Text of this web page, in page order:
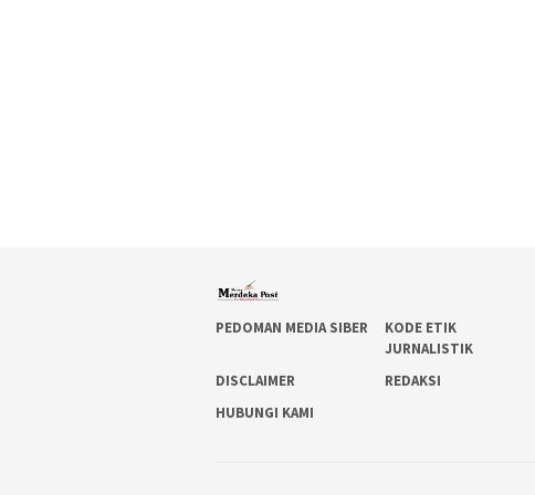
PEDOMAN MEDIA SIBER
KODE ETIK
JURNALISTIK
DISCLAIMER REDAKSI
HUBUNGI KAMI